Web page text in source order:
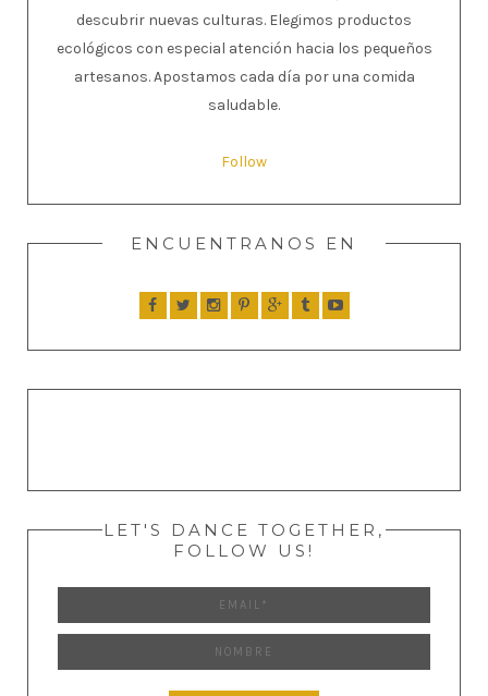
descubrir nuevas culturas. Elegimos productos
ecológicos con especial atención hacia los pequeños
artesanos. Apostamos cada día por una comida
saludable.
Follow
ENCUENTRANOS EN
LET'S DANCE TOGETHER,
FOLLOW US!